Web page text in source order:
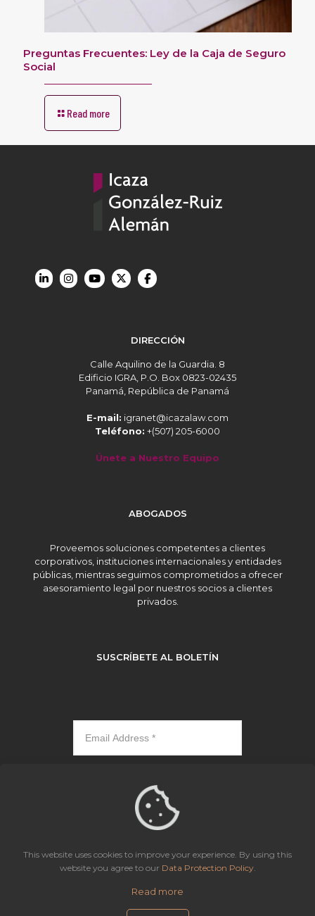
Preguntas Frecuentes: Ley de la Caja de Seguro
Social
Read more
DIRECCIÓN
Calle Aquilino de la Guardia. 8
Edificio IGRA, P.O. Box 0823-02435
Panamá, República de Panamá
E-mail: igranet@icazalaw.com
Teléfono: +(507) 205-6000
Únete a Nuestro Equipo
ABOGADOS
Proveemos soluciones competentes a clientes
corporativos, instituciones internacionales y entidades
públicas, mientras seguimos comprometidos a ofrecer
asesoramiento legal por nuestros socios a clientes
privados.
SUSCRÍBETE AL BOLETÍN
This website uses cookies to improve your experience. By using this
website you agree to our Data Protection Policy.
Read more